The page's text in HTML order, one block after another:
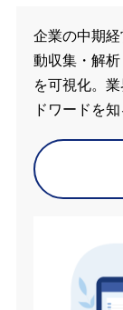
企業の中期
動収集・解
を可視化。
ドワードを